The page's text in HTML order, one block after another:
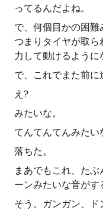
ってるんだよね。
で、何個目かの困難
つまりタイヤが取
力して動けるように
で、これでまた前
え?
みたいな。
てんてんてんみたい
落ちた。
まあでもこれ、た
ーンみたいな音がす
そう。ガンガン、